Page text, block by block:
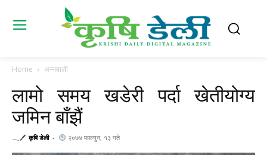
Home अन्नवाली
लामो समय खडेरी पर्दा खेतीयोग्य
जमिन बाँझैं
𓂃🖊 कृषि डेली - २०७४ फाल्गुन, १३ गते